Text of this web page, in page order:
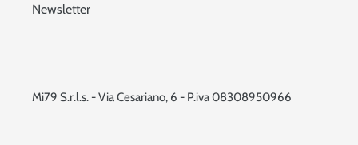
Newsletter
Mi79 S.r.l.s. - Via Cesariano, 6 - P.iva 08308950966